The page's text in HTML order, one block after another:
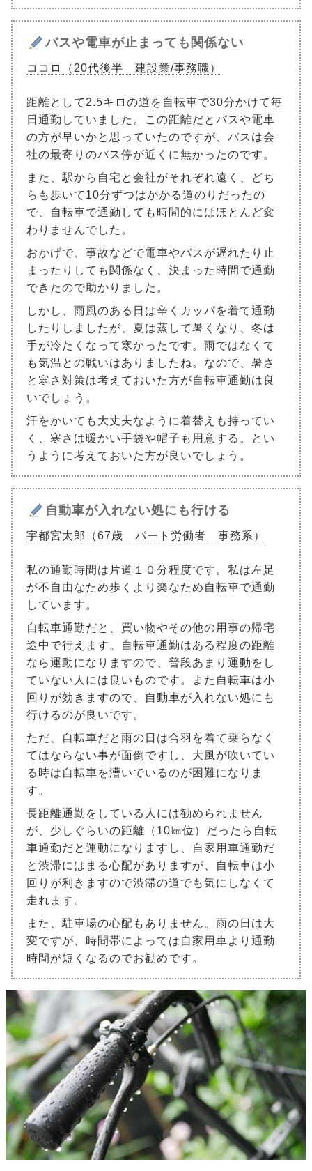
バスや電車が止まっても関係ない
ココロ（20代後半 建設業/事務職）
距離として2.5キロの道を自転車で30分かけて毎
日通勤していました。この距離だとバスや電車
の方が早いかと思っていたのですが、バスは会
社の最寄りのバス停が近くに無かったのです。
また、駅から自宅と会社がそれぞれ遠く、どち
らも歩いて10分ずつはかかる道のりだったの
で、自転車で通勤しても時間的にはほとんど変
わりませんでした。
おかげで、事故などで電車やバスが遅れたり止
まったりしても関係なく、決まった時間で通勤
できたので助かりました。
しかし、雨風のある日は辛くカッパを着て通勤
したりしましたが、夏は蒸して暑くなり、冬は
手が冷たくなって寒かったです。雨ではなくて
も気温との戦いはありましたね。なので、暑さ
と寒さ対策は考えておいた方が自転車通勤は良
いでしょう。
汗をかいても大丈夫なように着替えも持ってい
く、寒さは暖かい手袋や帽子も用意する。とい
うように考えておいた方が良いでしょう。
自動車が入れない処にも行ける
宇都宮太郎（67歳 パート労働者 事務系）
私の通勤時間は片道１０分程度です。私は左足
が不自由なため歩くより楽なため自転車で通勤
しています。
自転車通勤だと、買い物やその他の用事の帰宅
途中で行えます。自転車通勤はある程度の距離
なら運動になりますので、普段あまり運動をし
ていない人には良いものです。また自転車は小
回りが効きますので、自動車が入れない処にも
行けるのが良いです。
ただ、自転車だと雨の日は合羽を着て乗らなく
てはならない事が面倒ですし、大風が吹いてい
る時は自転車を漕いでいるのが困難になりま
す。
長距離通勤をしている人には勧められません
が、少しぐらいの距離（10㎞位）だったら自転
車通勤だと運動になりますし、自家用車通勤だ
と渋滞にはまる心配がありますが、自転車は小
回りが利きますので渋滞の道でも気にしなくて
走れます。
また、駐車場の心配もありません。雨の日は大
変ですが、時間帯によっては自家用車より通勤
時間が短くなるのでお勧めです。